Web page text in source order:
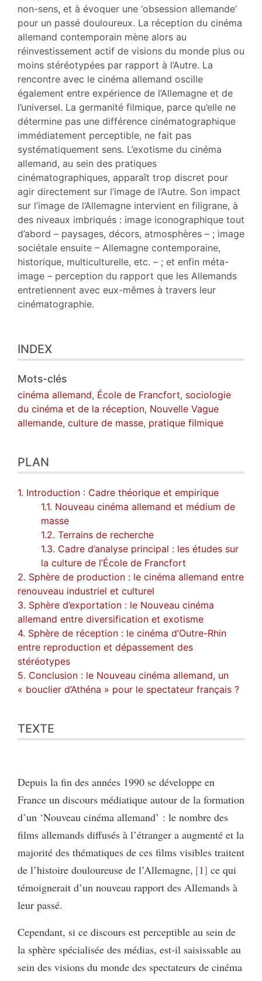
non-sens, et à évoquer une ‘obsession allemande’
pour un passé douloureux. La réception du cinéma
allemand contemporain mène alors au
réinvestissement actif de visions du monde plus ou
moins stéréotypées par rapport à l’Autre. La
rencontre avec le cinéma allemand oscille
également entre expérience de l’Allemagne et de
l’universel. La germanité filmique, parce qu’elle ne
détermine pas une différence cinématographique
immédiatement perceptible, ne fait pas
systématiquement sens. L’exotisme du cinéma
allemand, au sein des pratiques
cinématographiques, apparaît trop discret pour
agir directement sur l’image de l’Autre. Son impact
sur l’image de l’Allemagne intervient en filigrane, à
des niveaux imbriqués : image iconographique tout
d’abord – paysages, décors, atmosphères – ; image
sociétale ensuite – Allemagne contemporaine,
historique, multiculturelle, etc. – ; et enfin méta-
image – perception du rapport que les Allemands
entretiennent avec eux-mêmes à travers leur
cinématographie.
INDEX
Mots-clés
cinéma allemand, École de Francfort, sociologie
du cinéma et de la réception, Nouvelle Vague
allemande, culture de masse, pratique filmique
PLAN
1. Introduction : Cadre théorique et empirique
1.1. Nouveau cinéma allemand et médium de
masse
1.2. Terrains de recherche
1.3. Cadre d’analyse principal : les études sur
la culture de l’École de Francfort
2. Sphère de production : le cinéma allemand entre
renouveau industriel et culturel
3. Sphère d’exportation : le Nouveau cinéma
allemand entre diversification et exotisme
4. Sphère de réception : le cinéma d’Outre-Rhin
entre reproduction et dépassement des
stéréotypes
5. Conclusion : le Nouveau cinéma allemand, un
« bouclier d’Athéna » pour le spectateur français ?
TEXTE
Depuis la fin des années 1990 se développe en
France un discours médiatique autour de la formation
d’un ‘Nouveau cinéma allemand’ : le nombre des
films allemands diffusés à l’étranger a augmenté et la
majorité des thématiques de ces films visibles traitent
de l’histoire douloureuse de l’Allemagne, 1 ce qui
témoignerait d’un nouveau rapport des Allemands à
leur passé.
Cependant, si ce discours est perceptible au sein de
la sphère spécialisée des médias, est-il saisissable au
sein des visions du monde des spectateurs de cinéma